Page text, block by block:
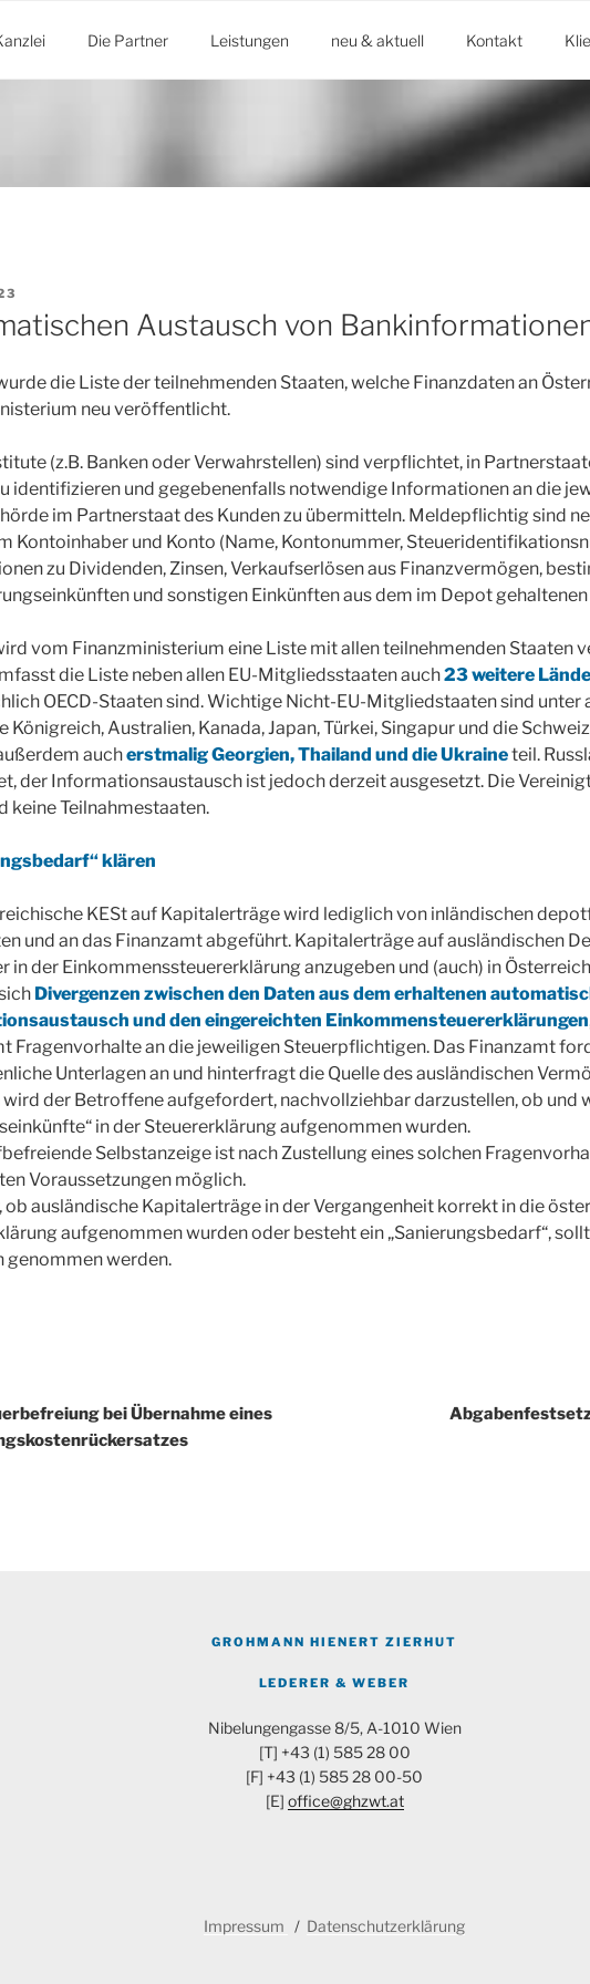
Die Partner Leistungen neu & aktuell Kontakt
Austausch von
die Liste der teilnehmenden Staaten, welche Finanzdaten an
neu veröffentlicht.
(z.B. Banken oder Verwahrstellen) sind verpflichtet, in
identifizieren und gegebenenfalls notwendige Informationen an die
im Partnerstaat des Kunden zu übermitteln. Meldepflichtig sind
Kontoinhaber und Konto (Name, Kontonummer,
zu Dividenden, Zinsen, Verkaufserlösen aus Finanzvermögen,
und sonstigen Einkünften aus dem im Depot
vom Finanzministerium eine Liste mit allen teilnehmenden Staaten
die Liste neben allen EU-Mitgliedsstaaten auch23 weitere
OECD-Staaten sind. Wichtige Nicht-EU-Mitgliedstaaten sind unter
Königreich, Australien, Kanada, Japan, Türkei, Singapur und die
aucherstmalig Georgien, Thailand und die Ukraineteil.
der Informationsaustausch ist jedoch derzeit ausgesetzt. Die
keine Teilnahmestaaten.
klären
KESt auf Kapitalerträge wird lediglich von inländischen
und an das Finanzamt abgeführt. Kapitalerträge auf ausländischen
in der Einkommenssteuererklärung anzugeben und (auch) in
Divergenzen zwischen den Daten aus dem erhaltenen
und den eingereichten Einkommensteuererklärungen
Fragenvorhalte an die jeweiligen Steuerpflichtigen. Das Finanzamt
Unterlagen an und hinterfragt die Quelle des ausländischen
der Betroffene aufgefordert, nachvollziehbar darzustellen, ob und
in der Steuererklärung aufgenommen wurden.
Selbstanzeige ist nach Zustellung eines solchen
Voraussetzungen möglich.
ob ausländische Kapitalerträge in der Vergangenheit korrekt in die
aufgenommen wurden oder besteht ein „Sanierungsbedarf“,
genommen werden.
bei Übernahme eines
GROHMANN HIENERT ZIERHUT
LEDERER & WEBER
Nibelungengasse 8/5, A-1010 Wien
[T] +43 (1) 585 28 00
[F] +43 (1) 585 28 00-50
[E] office@ghzwt.at
Impressum Datenschutzerklärung